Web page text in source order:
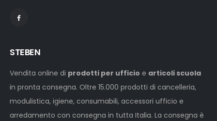
STEBEN
Vendita online di prodotti per ufficio e articoli scuola
in pronta consegna. Oltre 15.000 prodotti di cancelleria,
modulistica, igiene, consumabili, accessori ufficio e
arredamento con consegna in tutta Italia. La consegna è